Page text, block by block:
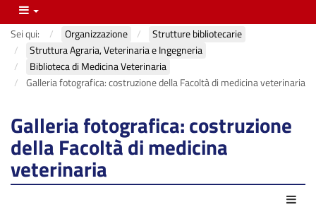
Menu
Sei qui: Organizzazione
Strutture bibliotecarie
Struttura Agraria, Veterinaria e Ingegneria
Biblioteca di Medicina Veterinaria
Galleria fotografica: costruzione della Facoltà di medicina veterinaria
Galleria fotografica: costruzione
della Facoltà di medicina
veterinaria